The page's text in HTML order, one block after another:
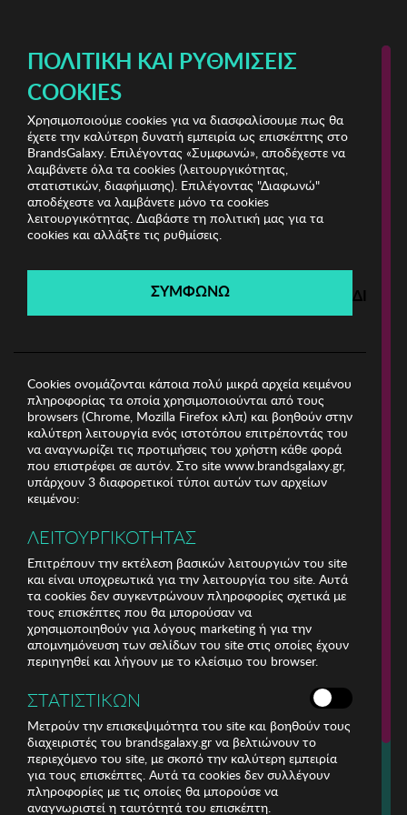
Marc Malone Jewels ΓΥΝΑΙΚΑ
Marc Malone Jewels
Λήγει σε: 00ημέρες | 00ώρες 00λεπτά 00δευτ.
Filters
Για τηλεφωνικές παραγγελίες καλέστε
211 18 94 400
(Δευτέρα έως Παρασκευή 9:30 - 14:30 & 24ώρες Φωνητική Πύλη)
ΠΟΛΙΤΙΚΉ ΚΑΙ ΡΥΘΜΊΣΕΙΣ
COOKIES
Χρησιμοποιούμε cookies για να διασφαλίσουμε πως θα
έχετε την καλύτερη δυνατή εμπειρία ως επισκέπτης στο
BrandsGalaxy. Επιλέγοντας «Συμφωνώ», αποδέχεστε να
λαμβάνετε όλα τα cookies (λειτουργικότητας,
στατιστικών, διαφήμισης). Επιλέγοντας "Διαφωνώ"
αποδέχεστε να λαμβάνετε μόνο τα cookies
λειτουργικότητας. Διαβάστε τη πολιτική μας για τα
cookies και αλλάξτε τις ρυθμίσεις.
ΣΥΜΦΩΝΩ
Cookies ονομάζονται κάποια πολύ μικρά αρχεία κειμένου
πληροφορίας τα οποία χρησιμοποιούνται από τους
browsers (Chrome, Mozilla Firefox κλπ) και βοηθούν στην
καλύτερη λειτουργία ενός ιστοτόπου επιτρέποντάς του
να αναγνωρίζει τις προτιμήσεις του χρήστη κάθε φορά
που επιστρέφει σε αυτόν. Στο site www.brandsgalaxy.gr,
υπάρχουν 3 διαφορετικοί τύποι αυτών των αρχείων
κειμένου:
ΛΕΙΤΟΥΡΓΙΚΟΤΗΤΑΣ
Επιτρέπουν την εκτέλεση βασικών λειτουργιών του site
και είναι υποχρεωτικά για την λειτουργία του site. Αυτά
τα cookies δεν συγκεντρώνουν πληροφορίες σχετικά με
τους επισκέπτες που θα μπορούσαν να
χρησιμοποιηθούν για λόγους marketing ή για την
απομνημόνευση των σελίδων του site στις οποίες έχουν
περιηγηθεί και λήγουν με το κλείσιμο του browser.
ΣΤΑΤΙΣΤΙΚΩΝ
Μετρούν την επισκεψιμότητα του site και βοηθούν τους
διαχειριστές του brandsgalaxy.gr να βελτιώνουν το
περιεχόμενο του site, με σκοπό την καλύτερη εμπειρία
για τους επισκέπτες. Αυτά τα cookies δεν συλλέγουν
πληροφορίες με τις οποίες θα μπορούσε να
αναγνωριστεί η ταυτότητά του επισκέπτη.